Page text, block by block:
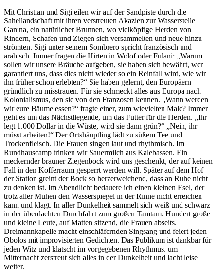
Mit Christian und Sigi eilen wir auf der Sandpiste durch die
Sahellandschaft mit ihren verstreuten Akazien zur Wasserstelle
Ganina, ein natürlicher Brunnen, wo vielköpfige Herden von
Rindern, Schafen und Ziegen sich versammelten und neue hinzu
strömten. Sigi unter seinem Sombrero spricht französisch und
arabisch. Immer fragen die Hirten in Wolof oder Fulani:
Warum
sollen wir unsere Bräuche aufgeben, sie haben sich bewährt, wer
garantiert uns, dass dies nicht wieder so ein Reinfall wird, wie wir
ihn früher schon erlebten?
Sie haben gelernt, den Europäern
gründlich zu misstrauen. Für sie schmeckt alles aus Europa nach
Kolonialismus, den sie von den Franzosen kennen.
Wann werden
wir eure Bäume essen?
fragte einer, zum wievielten Male? Immer
geht es um das Nächstliegende, um das Futter für die Herden.
Ihr
legt 1.000 Dollar in die Wüste, wird sie dann grün?
Nein, ihr
müsst arbeiten!
Der Ortshäuptling lädt zu süßem Tee und
Trockenfleisch. Die Frauen singen laut und rhythmisch. Im
Rundhauscamp trinken wir Sauermilch aus Kalebassen. Ein
meckernder brauner Ziegenbock wird uns geschenkt, der auf keinen
Fall in den Kofferraum gesperrt werden will. Später auf dem Hof
der Station greint der Bock so herzerweichend, dass an Ruhe nicht
zu denken ist. Im Abendlicht bedauere ich einen kleinen Esel, der
trotz aller Mühen den Wasserspiegel in der Rinne nicht erreichen
kann und klagt. In aller Dunkelheit sammelt sich weiß und schwarz
in der überdachten Durchfahrt zum großen Tamtam. Hundert große
und kleine Leute, auf Matten sitzend, die Frauen abseits.
Dreimannkapelle macht einschläfernden Singsang und feiert jeden
Obolos mit improvisierten Gedichten. Das Publikum ist dankbar für
jeden Witz und klatscht im vorgegebenen Rhythmus, um
Mitternacht zerstreut sich alles in der Dunkelheit und lacht leise
weiter.